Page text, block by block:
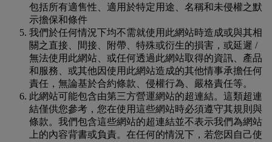
包括所有適售性、適用於特定用途、名稱和未侵權之默
示擔保和條件
我們於任何情況下均不需就使用此網站時造成或與其相
關之直接、間接、附帶、特殊或衍生的損害，或延遲 /
無法使用此網站、或任何透過此網站取得的資訊、產品
和服務、或其他因使用此網站造成的其他情事承擔任何
責任，無論基於合約條款、侵權行為、嚴格責任等。
此網站可能包含由第三方營運網站的超連結。這類超連
結僅供您參考，您在使用這些網站時必須遵守其規則與
條款。我們包含這些網站的超連結並不表示我們為網站
上的內容背書或負責。在任何的情況下，若您因自己使